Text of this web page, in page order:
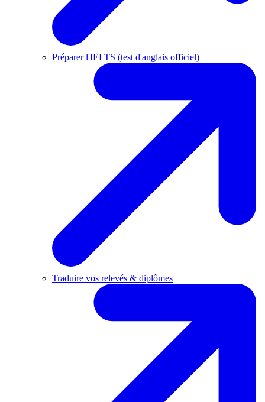
Préparer l'IELTS (test d'anglais officiel)
Traduire vos relevés & diplômes